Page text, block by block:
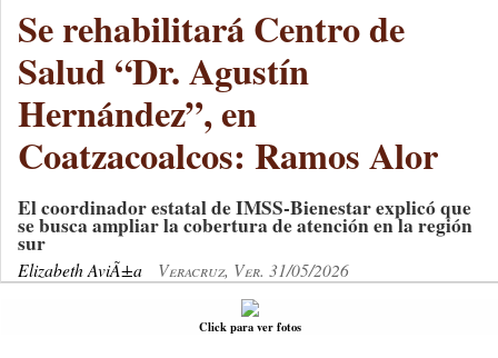
Se rehabilitará Centro de
Salud “Dr. Agustín
Hernández”, en
Coatzacoalcos: Ramos Alor
El coordinador estatal de IMSS-Bienestar explicó que
se busca ampliar la cobertura de atención en la región
sur
Elizabeth AviÃ±a Veracruz, Ver. 31/05/2026
Click para ver fotos